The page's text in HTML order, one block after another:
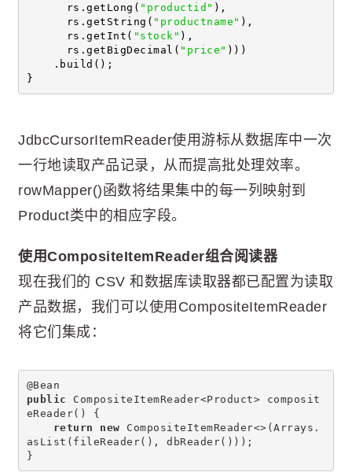
rs.getLong( "productid" ),
rs.getString( "productname" ),
rs.getInt( "stock" ),
rs.getBigDecimal( "price" )))
.build();
}
JdbcCursorItemReader使用游标从数据库中一次
一行地读取产品记录，从而提高批处理效率。
rowMapper()函数将结果集中的每一列映射到
Product类中的相应字段。
使用CompositeItemReader组合阅读器
现在我们的 CSV 和数据库读取器都已配置为读取
产品数据，我们可以使用CompositeItemReader
将它们集成：
@Bean
public CompositeItemReader<Product> composit
eReader() {
return
new CompositeItemReader<>(Arrays.
asList(fileReader(), dbReader()));
}